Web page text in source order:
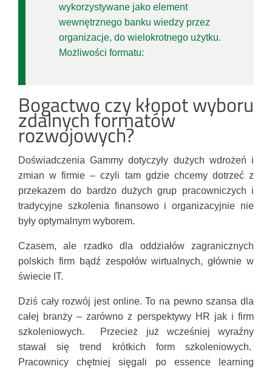
wykorzystywane jako element
wewnętrznego banku wiedzy przez
organizacje, do wielokrotnego użytku.
Możliwości formatu:
Bogactwo czy kłopot wyboru
zdalnych formatów
rozwojowych?
Doświadczenia Gammy dotyczyły dużych wdrożeń i
zmian w firmie – czyli tam gdzie chcemy dotrzeć z
przekazem do bardzo dużych grup pracowniczych i
tradycyjne szkolenia finansowo i organizacyjnie nie
były optymalnym wyborem.
Czasem, ale rzadko dla oddziałów zagranicznych
polskich firm bądź zespołów wirtualnych, głównie w
świecie IT.
Dziś cały rozwój jest online. To na pewno szansa dla
całej branży – zarówno z perspektywy HR jak i firm
szkoleniowych. Przecież już wcześniej wyraźny
stawał się trend krótkich form szkoleniowych.
Pracownicy chętniej sięgali po essence learning